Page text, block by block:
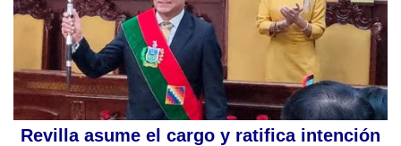
Revilla asume el cargo y ratifica intención